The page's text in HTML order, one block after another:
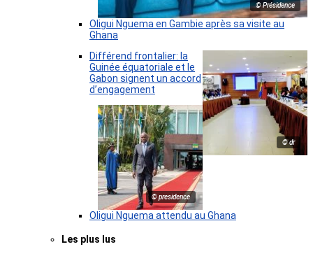
© Présidence
Oligui Nguema en Gambie après sa visite au
Ghana
© dr
Différend frontalier: la
Guinée équatoriale et le
Gabon signent un accord
d’engagement
© presidence
Oligui Nguema attendu au Ghana
Les plus lus